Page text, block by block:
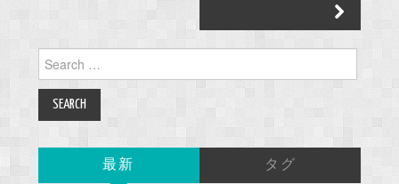
for:
最新 タグ